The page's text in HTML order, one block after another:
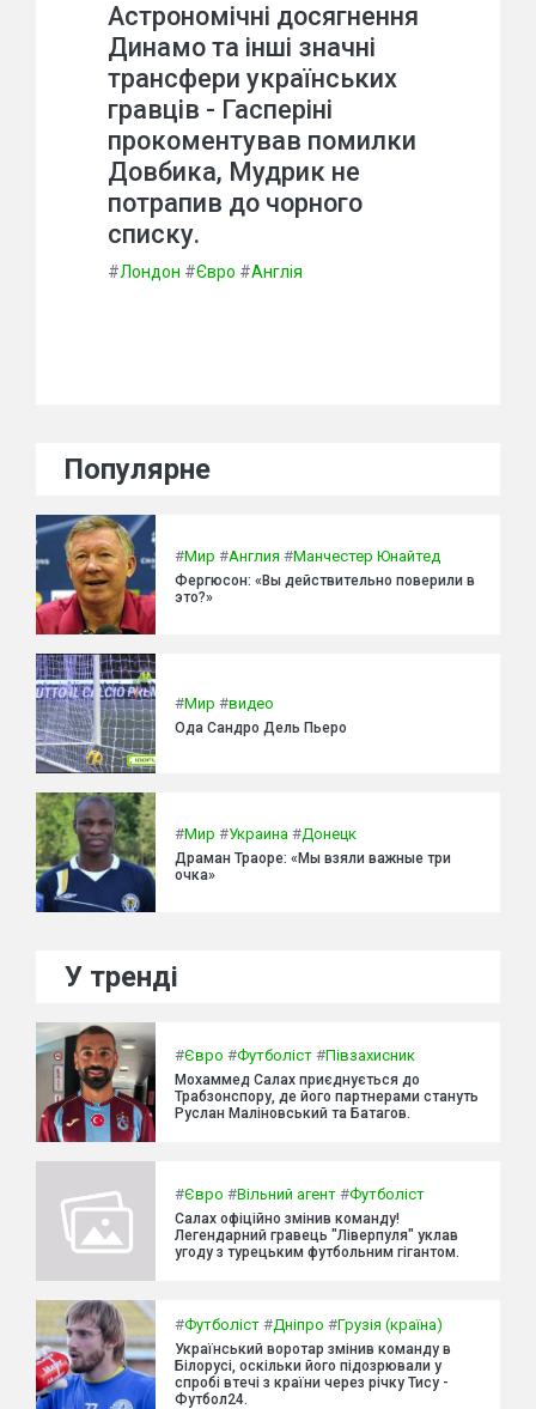
Астрономічні досягнення
Динамо та інші значні
трансфери українських
гравців - Гасперіні
прокоментував помилки
Довбика, Мудрик не
потрапив до чорного
списку.
#Лондон #Євро #Англія
Популярне
#Мир #Англия #Манчестер Юнайтед
Фергюсон: «Вы действительно поверили в
это?»
#Мир #видео
Ода Сандро Дель Пьеро
#Мир #Украина #Донецк
Драман Траоре: «Мы взяли важные три
очка»
У тренді
#Євро #Футболіст #Півзахисник
Мохаммед Салах приєднується до
Трабзонспору, де його партнерами стануть
Руслан Маліновський та Батагов.
#Євро #Вільний агент #Футболіст
Салах офіційно змінив команду!
Легендарний гравець "Ліверпуля" уклав
угоду з турецьким футбольним гігантом.
#Футболіст #Дніпро #Грузія (країна)
Український воротар змінив команду в
Білорусі, оскільки його підозрювали у
спробі втечі з країни через річку Тису -
Футбол24.